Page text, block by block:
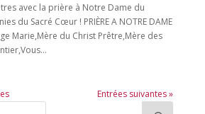
avec la prière à Notre Dame du
du Sacré Cœur ! PRIÈRE A NOTRE DAME
Marie,Mère du Christ Prêtre,Mère des
Entrées suivantes »